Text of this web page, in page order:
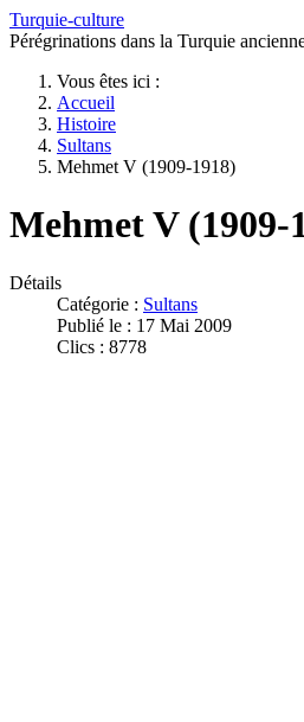
Turquie-culture
Pérégrinations dans la Turquie
Vous êtes ici :
Accueil
Histoire
Sultans
Mehmet V (1909-1918)
Mehmet V (1909-
Détails
Catégorie : Sultans
Publié le : 17 Mai 2009
Clics : 8778